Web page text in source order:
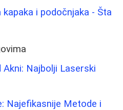
i podočnjaka - Šta
Najbolji Laserski
Najefikasnije Metode i